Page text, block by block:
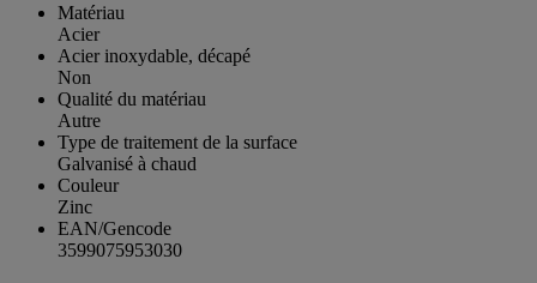
Matériau
Acier
Acier inoxydable, décapé
Non
Qualité du matériau
Autre
Type de traitement de la surface
Galvanisé à chaud
Couleur
Zinc
EAN/Gencode
3599075953030